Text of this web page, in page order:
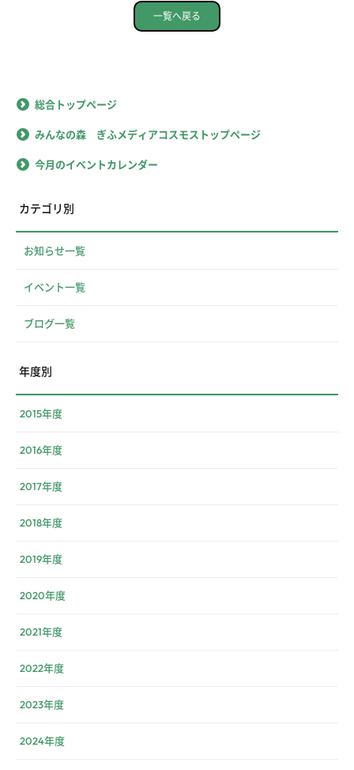
一覧へ戻る
総合トップページ
みんなの森 ぎふメディアコスモストップページ
今月のイベントカレンダー
カテゴリ別
お知らせ一覧
イベント一覧
ブログ一覧
年度別
2015年度
2016年度
2017年度
2018年度
2019年度
2020年度
2021年度
2022年度
2023年度
2024年度